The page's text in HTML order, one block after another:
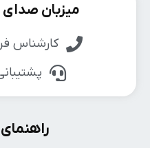
میزبان
کارشناس فروش:
پشتیبانی: